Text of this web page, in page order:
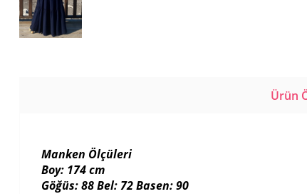
Ürün
Manken Ölçüleri
Boy: 174 cm
Göğüs: 88 Bel: 72 Basen: 90